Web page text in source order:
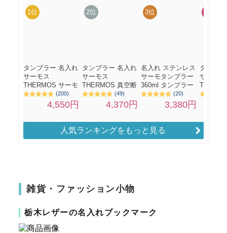
人気ランキングをもっと見る
雑貨・ファッション小物
栃木レザーの名入れブックマーク